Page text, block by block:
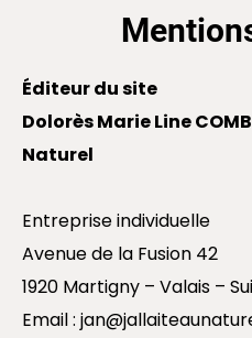
Éditeur du site
Dolorès Marie Line
Naturel
Entreprise individuelle
Avenue de la Fusion 42
1920 Martigny – Valais –
Email :